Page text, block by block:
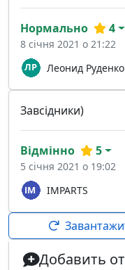
Леонид Руденко
Нормально 4
8 січня 2021 о 21:22
Завсідники)
IMPARTS
Відмінно 5
5 січня 2021 о 19:02
Добавить